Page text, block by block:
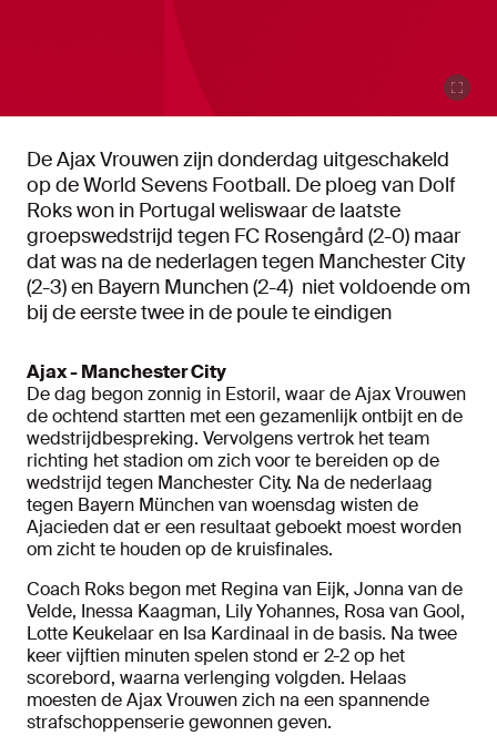
De Ajax Vrouwen zijn donderdag uitgeschakeld
op de World Sevens Football. De ploeg van Dolf
Roks won in Portugal weliswaar de laatste
groepswedstrijd tegen FC Rosengård (2-0) maar
dat was na de nederlagen tegen Manchester City
(2-3) en Bayern Munchen (2-4) niet voldoende om
bij de eerste twee in de poule te eindigen
Ajax - Manchester City
De dag begon zonnig in Estoril, waar de Ajax Vrouwen
de ochtend startten met een gezamenlijk ontbijt en de
wedstrijdbespreking. Vervolgens vertrok het team
richting het stadion om zich voor te bereiden op de
wedstrijd tegen Manchester City. Na de nederlaag
tegen Bayern München van woensdag wisten de
Ajacieden dat er een resultaat geboekt moest worden
om zicht te houden op de kruisfinales.
Coach Roks begon met Regina van Eijk, Jonna van de
Velde, Inessa Kaagman, Lily Yohannes, Rosa van Gool,
Lotte Keukelaar en Isa Kardinaal in de basis. Na twee
keer vijftien minuten spelen stond er 2-2 op het
scorebord, waarna verlenging volgden. Helaas
moesten de Ajax Vrouwen zich na een spannende
strafschoppenserie gewonnen geven.